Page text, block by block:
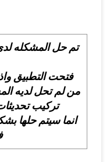
تم حل المشكله
فتحت التطبيق واذا به يعمل وبدون اي مشاكل
من لم تحل لديه
تركيب تحديثات قديمه او انتظار تحديث
انما سيتم حلها بشكل تلقائي من الشركه للجميع